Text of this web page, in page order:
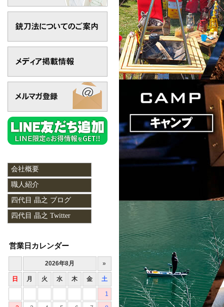
会社概要
職人紹介
四代目 晶之 ブログ
四代目 晶之 Twitter
営業日カレンダー